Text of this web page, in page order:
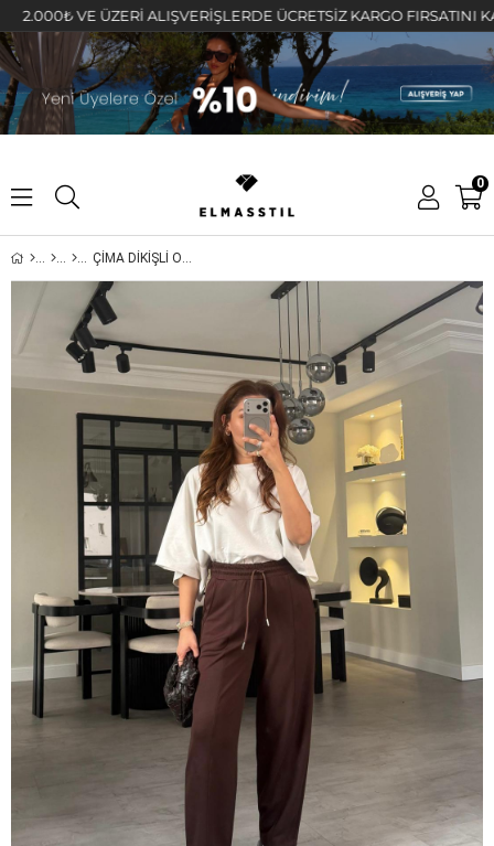
VE ÜZERİ ALIŞVERİŞLERDE ÜCRETSİZ KARGO FIRSATINI
0
ÇİMA DİKİŞLİ OYSHO HAVUÇ EŞOFMAN/0051